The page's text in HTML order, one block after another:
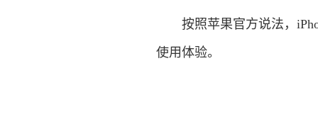
按照苹果官方说法，
使用体验。